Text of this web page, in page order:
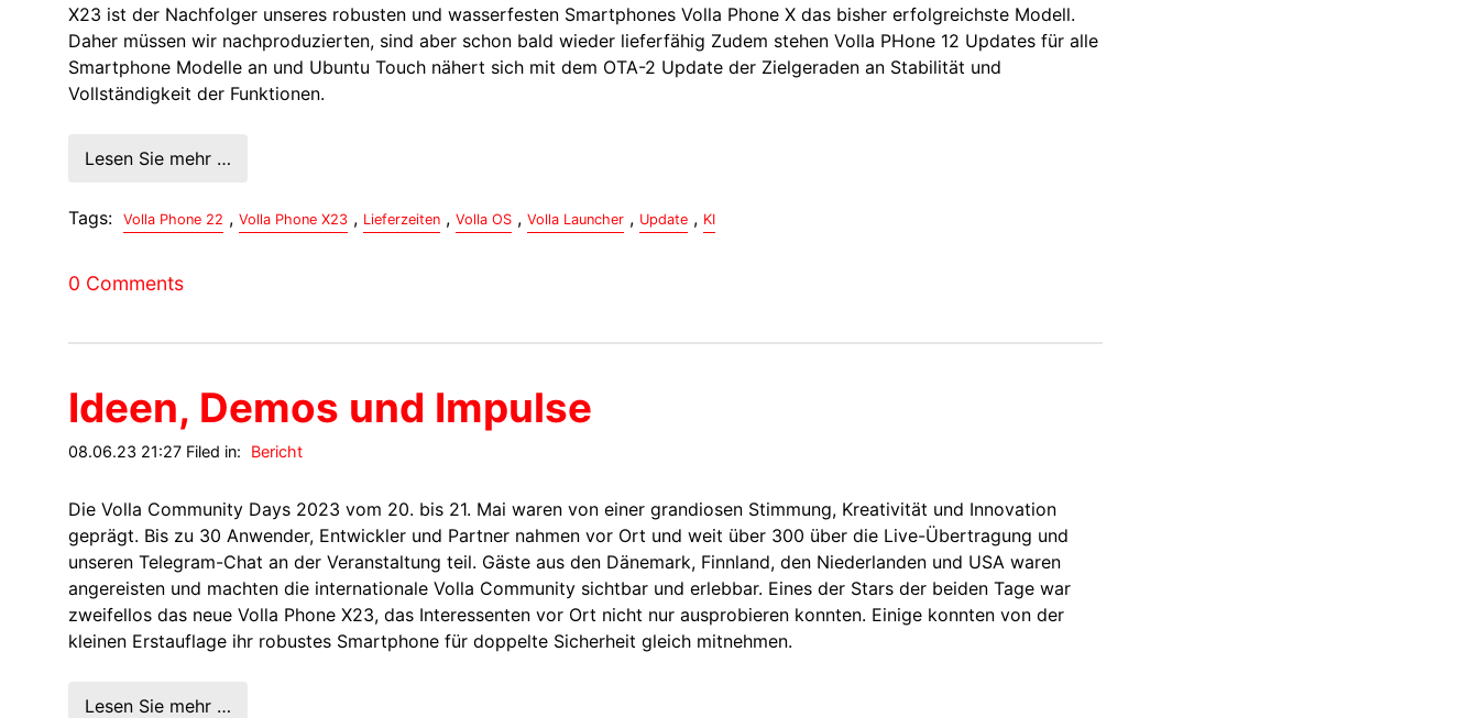
X23 ist der Nachfolger unseres robusten und wasserfesten Smartphones Volla Phone X das bisher erfolgreichste Modell.
Daher müssen wir nachproduzierten, sind aber schon bald wieder lieferfähig Zudem stehen Volla PHone 12 Updates für alle
Smartphone Modelle an und Ubuntu Touch nähert sich mit dem OTA-2 Update der Zielgeraden an Stabilität und
Vollständigkeit der Funktionen.
Lesen Sie mehr …
Tags: Volla Phone 22 , Volla Phone X23 , Lieferzeiten , Volla OS , Volla Launcher , Update , KI
0 Comments
Ideen, Demos und Impulse
08.06.23 21:27 Filed in: Bericht
Die Volla Community Days 2023 vom 20. bis 21. Mai waren von einer grandiosen Stimmung, Kreativität und Innovation
geprägt. Bis zu 30 Anwender, Entwickler und Partner nahmen vor Ort und weit über 300 über die Live-Übertragung und
unseren Telegram-Chat an der Veranstaltung teil. Gäste aus den Dänemark, Finnland, den Niederlanden und USA waren
angereisten und machten die internationale Volla Community sichtbar und erlebbar. Eines der Stars der beiden Tage war
zweifellos das neue Volla Phone X23, das Interessenten vor Ort nicht nur ausprobieren konnten. Einige konnten von der
kleinen Erstauflage ihr robustes Smartphone für doppelte Sicherheit gleich mitnehmen.
Lesen Sie mehr …